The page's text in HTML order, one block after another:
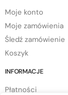
Moje konto
Moje zamówienia
Śledź zamówienie
Koszyk
INFORMACJE
Płatności